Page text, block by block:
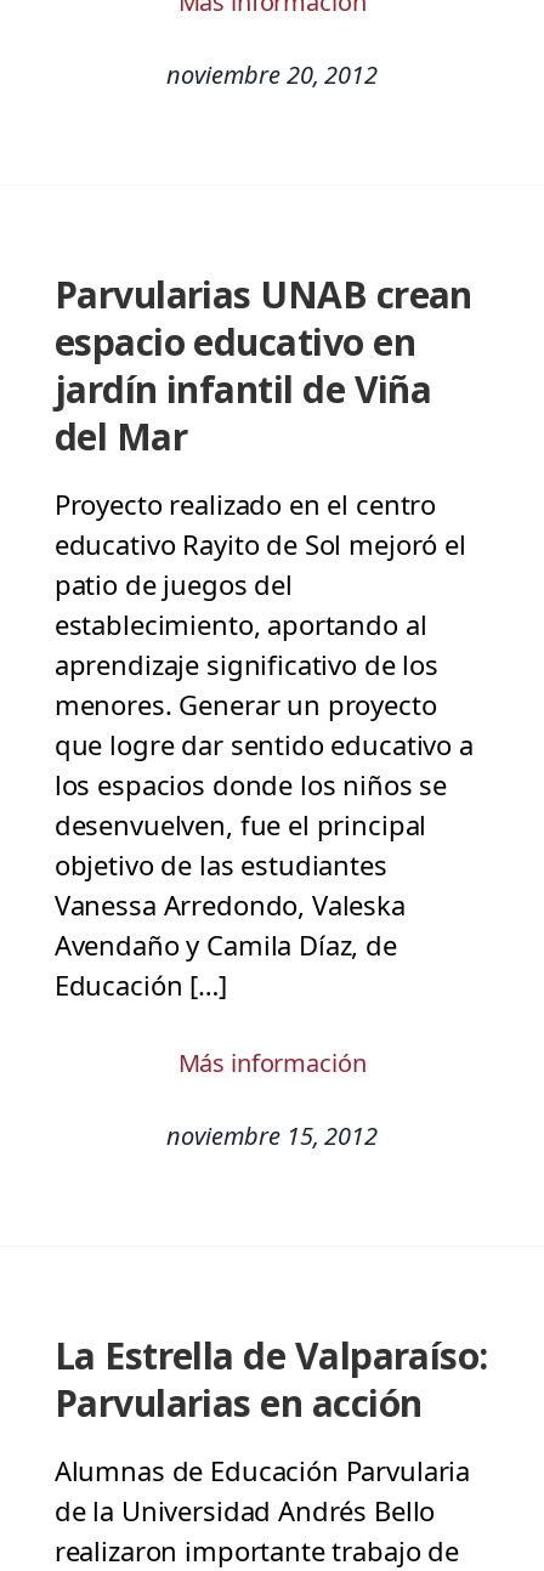
noviembre 20, 2012
Parvularias UNAB crean
espacio educativo en
jardín infantil de Viña
del Mar
Proyecto realizado en el centro
educativo Rayito de Sol mejoró el
patio de juegos del
establecimiento, aportando al
aprendizaje significativo de los
menores. Generar un proyecto
que logre dar sentido educativo a
los espacios donde los niños se
desenvuelven, fue el principal
objetivo de las estudiantes
Vanessa Arredondo, Valeska
Avendaño y Camila Díaz, de
Educación […]
Más información
noviembre 15, 2012
La Estrella de Valparaíso:
Parvularias en acción
Alumnas de Educación Parvularia
de la Universidad Andrés Bello
realizaron importante trabajo de